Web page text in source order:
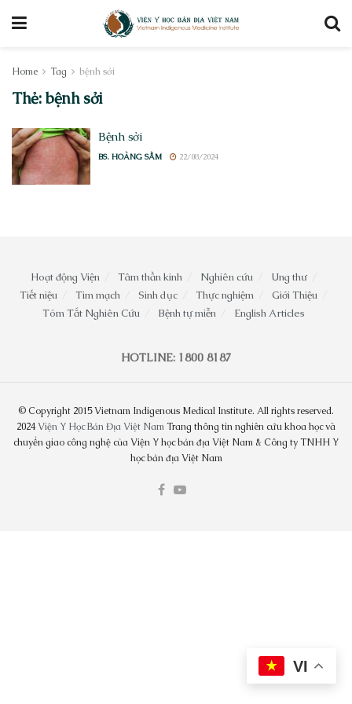
Home Tag bệnh sởi
Thẻ:bệnh sởi
Bệnh sởi
BS. HOÀNG SẦM 22/08/2024
Hoạt động Viện Tâm thần kinh Nghiên cứu
Ung thư
Tiết niệu
Tim mạch Sinh dục Thực nghiệm
Giới Thiệu
Tóm Tắt Nghiên Cứu
Bệnh tự miễn English Articles
HOTLINE: 1800 8187
© Copyright 2015 Vietnam Indigenous Medical Institute. All rights reserved.
2024Viện Y Học Bản Địa Việt NamTrang thông tin nghiên cứu khoa học và
chuyển giao công nghệ của Viện Y học bản địa Việt Nam & Công ty TNHH Y
học bản địa Việt Nam
VI